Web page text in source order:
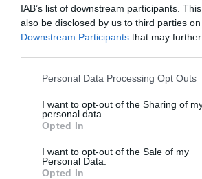
IAB’s list of downstream participants.
also be disclosed by us to third parties
Downstream Participants that may
Personal Data Processing Opt Outs
I want to opt-out of the Sharing of
personal data.
Opted In
I want to opt-out of the Sale of my
Personal Data.
Opted In
por herencia de
es mucho más
La principal novedad, no por
gas para usos finales. Todo el
los precios disparados, el
el despistado mientras esperaba
primavera. Está claro, en Madrid